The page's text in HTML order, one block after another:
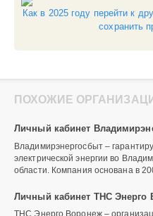
Как в 2025 году перейти к
сохранить
ПОХОЖИЕ
Личный кабинет
Владимирэнергосбыт –
электрической энергии во
области. Компания основана в
Личный кабинет ТНС Энерго
ТНС Энерго Воронеж –